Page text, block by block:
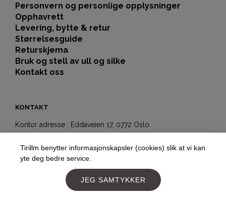
Personvern og personlige opplysninger
Opphavrett
Levering, bytte & retur
Størrelsesguide
Returskjema
Bruk og stell av ull og silke
Kontakt oss
KONTAKT
Kontor adresse : Eddaveien 17, 0772 Oslo
Hegdehaugsveien 5b
0352 Oslo
+4797177477
post@tirillm.no
Tirillm benytter informasjonskapsler (cookies) slik at vi kan
yte deg bedre service.
JEG SAMTYKKER